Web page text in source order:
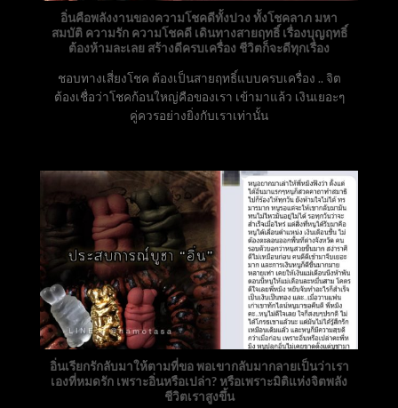
อิ่นคือพลังงานของความโชคดีทั้งปวง ทั้งโชคลาภ มหา
สมบัติ ความรัก ความโชคดี เดินทางสายฤทธิ์ เรื่องบุญฤทธิ์
ต้องห้ามละเลย สร้างดีครบเครื่อง ชีวิตก็จะดีทุกเรื่อง
ชอบทางเสี่ยงโชค ต้องเป็นสายฤทธิ์แบบครบเครื่อง .. จิต
ต้องเชื่อว่าโชคก้อนใหญ่คือของเรา เข้ามาแล้ว เงินเยอะๆ
คู่ควรอย่างยิ่งกับเราเท่านั้น
อิ่นเรียกรักลับมาให้ตามที่ขอ พอเขากลับมากลายเป็นว่าเรา
เองที่หมดรัก เพราะอิ่นหรือเปล่า? หรือเพราะมิติแห่งจิตพลัง
ชีวิตเราสูงขึ้น